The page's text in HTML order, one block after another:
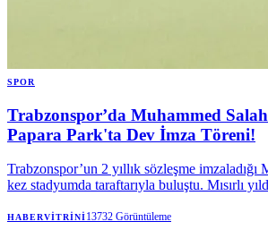
SPOR
Trabzonspor’da Muhammed
Papara Park'ta Dev İmza Töreni!
Trabzonspor’un 2 yıllık sözleşme imzaladığı
kez stadyumda taraftarıyla buluştu. Mısırlı
HABERVITRINI13732 Görüntüleme